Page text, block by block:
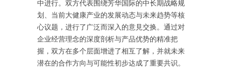
中进行。双方代表围绕芳华国际的中长期战略规
划、当前大健康产业的发展动态与未来趋势等核
心议题，进行了广泛而深入的意見交换。通过对
企业经营理念的深度剖析与产品优势的精准把
握，双方在多个层面增进了相互了解，并就未来
潜在的合作方向与可能性初步达成了重要共识。